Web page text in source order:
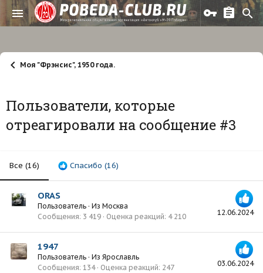
Моя "Фрэнсис", 1950 года.
Пользователи, которые
отреагировали на сообщение #3
Все (16) Спасибо (16)
12.06.2024
ORAS
Пользователь · Из Москва
Сообщения 3 419 Оценка реакций 4 210
03.06.2024
1947
Пользователь · Из Ярославль
Сообщения 134 Оценка реакций 247